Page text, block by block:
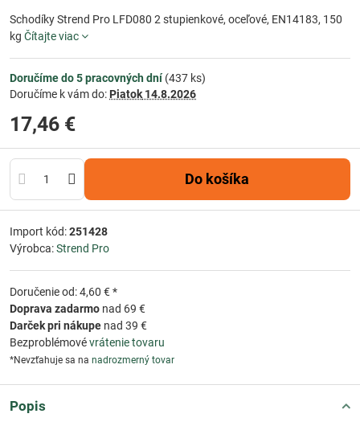
Schodíky Strend Pro LFD080 2 stupienkové, oceľové, EN14183, 150
kg Čítajte viac
Doručíme do 5 pracovných dní(437 ks)
Doručíme k vám do: Piatok 14.8.2026
17,46 €
Do košíka
Import kód:251428
Výrobca:Strend Pro
Doručenie od: 4,60 € *
Doprava zadarmo nad 69 €
Darček pri nákupe nad 39 €
Bezproblémovévrátenie tovaru
*Nevzťahuje sa na nadrozmerný tovar
Popis